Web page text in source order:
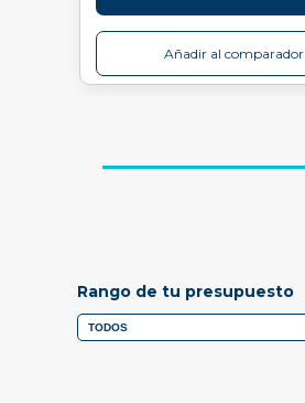
Añadir al comparador
Rango de tu presupuesto